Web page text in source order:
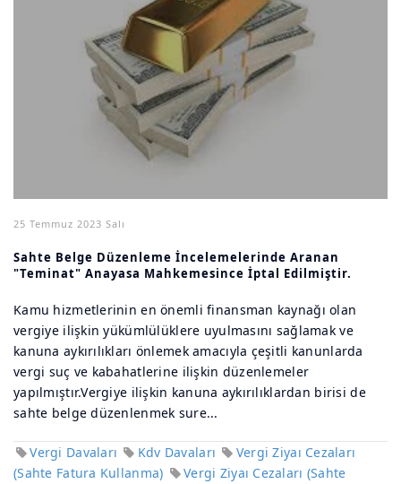
25 Temmuz 2023 Salı
Sahte Belge Düzenleme İncelemelerinde Aranan
"Teminat" Anayasa Mahkemesince İptal Edilmiştir.
Kamu hizmetlerinin en önemli finansman kaynağı olan
vergiye ilişkin yükümlülüklere uyulmasını sağlamak ve
kanuna aykırılıkları önlemek amacıyla çeşitli kanunlarda
vergi suç ve kabahatlerine ilişkin düzenlemeler
yapılmıştır.Vergiye ilişkin kanuna aykırılıklardan birisi de
sahte belge düzenlenmek sure...
Vergi Davaları Kdv Davaları
Vergi Ziyaı Cezaları
(Sahte Fatura Kullanma)
Vergi Ziyaı Cezaları (Sahte